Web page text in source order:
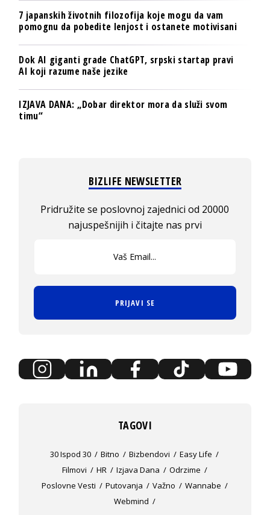
7 japanskih životnih filozofija koje mogu da vam
pomognu da pobedite lenjost i ostanete motivisani
Dok AI giganti grade ChatGPT, srpski startap pravi
AI koji razume naše jezike
IZJAVA DANA: „Dobar direktor mora da služi svom
timu“
BIZLIFE NEWSLETTER
Pridružite se poslovnoj zajednici od 20000
najuspešnijih i čitajte nas prvi
PRIJAVI SE
TAGOVI
30 Ispod 30 Bitno Bizbendovi
Easy Life
Filmovi
HR Izjava Dana
Odrzime
Poslovne Vesti
Putovanja Važno
Wannabe
Webmind